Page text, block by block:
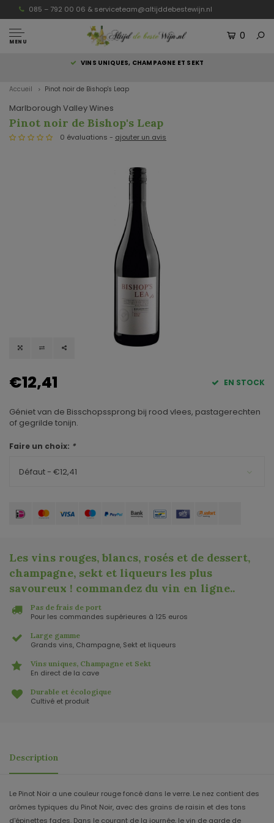
085 – 792 00 06 & serviceteam@altijddebestewijn.nl
MENU
0
VINS UNIQUES, CHAMPAGNE ET SEKT
Accueil Pinot noir de Bishop's Leap
Marlborough Valley Wines
Pinot noir de Bishop's Leap
0 évaluations - ajouter un avis
€12,41 EN STOCK
Géniet van de Bisschopssprong bij rood vlees, pastagerechten
of gegrilde tonijn.
Faire un choix: *
Défaut - €12,41
Les vins rouges, blancs, rosés et de dessert,
champagne, sekt et liqueurs les plus
savoureux ! commandez du vin en ligne..
Pas de frais de port
Pour les commandes supérieures à 125 euros
Large gamme
Grands vins, Champagne, Sekt et liqueurs
Vins uniques, Champagne et Sekt
En direct de la cave
Durable et écologique
Cultivé et produit
Description
Le Pinot Noir a une couleur rouge foncé dans le verre. Le nez contient des
arômes typiques du Pinot Noir, avec des grains de raisin et des tons
d'épinettes fades. Dans le courant de la journée, le vin de garde de